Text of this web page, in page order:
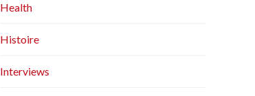
Health
Histoire
Interviews